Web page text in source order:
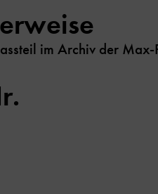
im Archiv der Max-